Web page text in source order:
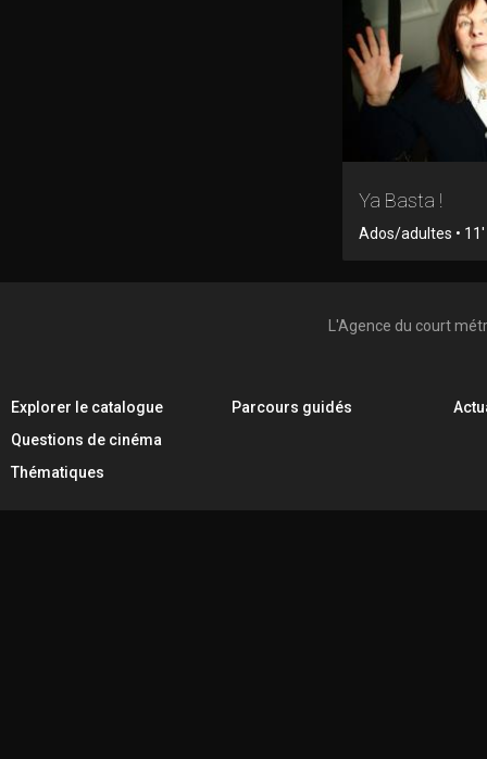
Ya Basta !
Ados/adultes • 11'
L'Agence du court
Explorer le catalogue
Questions de cinéma
Thématiques
Parcours guidés